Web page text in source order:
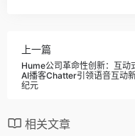
上一篇
Hume公司革命性创新：互动
AI播客Chatter引领语音互动
纪元
相关文章